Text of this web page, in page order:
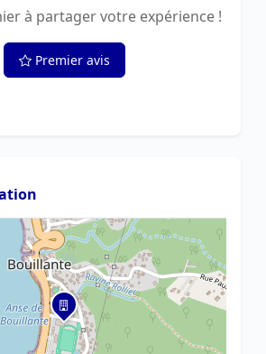
à partager votre expérience !
Premier avis